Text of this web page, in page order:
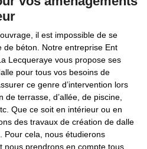
il est impossible de se
de béton. Notre entreprise Ent
Lecqueraye vous propose ses
pour tous vos besoins de
ce genre d’intervention lors
terrasse, d’allée, de piscine,
Que ce soit en intérieur ou en
des travaux de création de dalle
Pour cela, nous étudierons
nous prendrons en compte tous